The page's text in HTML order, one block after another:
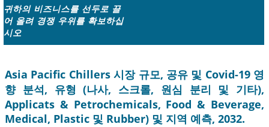
귀하의 비즈니스를 선두로 끌
어 올려 경쟁 우위를 확보하십
시오
Asia Pacific Chillers 시장 규모, 공유 및 Covid-19 영
향 분석, 유형 (나사, 스크롤, 원심 분리 및 기타),
Applicats & Petrochemicals, Food & Beverage,
Medical, Plastic 및 Rubber) 및 지역 예측, 2032.